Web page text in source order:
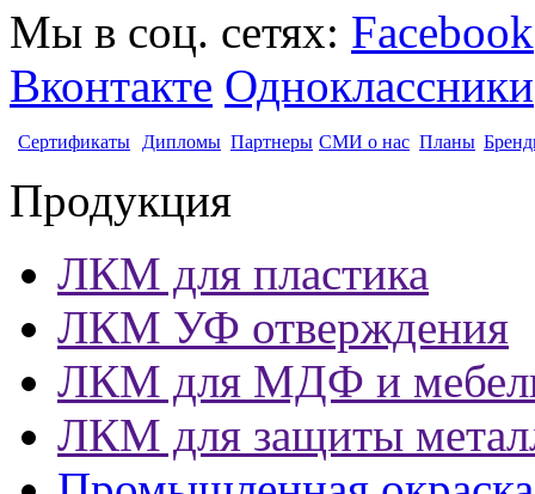
Мы в соц. сетях: Facebook
Вконтакте Одноклассники
Сертификаты Дипломы Партнеры СМИ о нас Планы
Продукция
ЛКМ для пластика
ЛКМ УФ отверждения
ЛКМ для МДФ и
ЛКМ для защиты